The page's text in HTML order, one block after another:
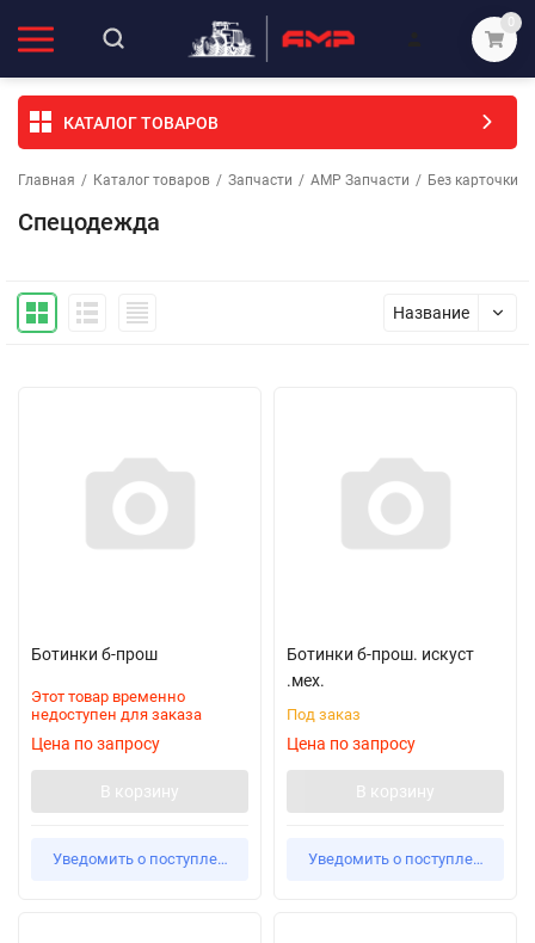
0
КАТАЛОГ ТОВАРОВ
Главная / Каталог товаров / Запчасти / АМР Запчасти / Без карточки
Спецодежда
Название
Ботинки б-прош
Этот товар временно
недоступен для заказа
Цена по запросу
В корзину
Уведомить о поступлении
Ботинки б-прош. искуст
.мех.
Под заказ
Цена по запросу
В корзину
Уведомить о поступлении